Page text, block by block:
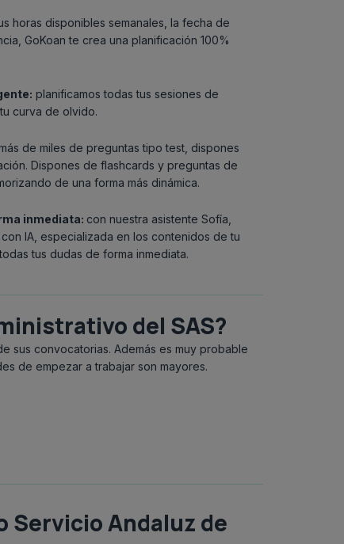
horas disponibles semanales, la fecha de
GoKoan te crea una planificación 100%
planificamos todas tus sesiones de
curva de olvido.
de miles de preguntas tipo test, dispones
Dispones de flashcards y preguntas de
de una forma más dinámica.
inmediata: con nuestra asistente Sofía,
IA, especializada en los contenidos de tu
tus dudas de forma inmediata.
del SAS?
sus convocatorias. Además es muy probable
de empezar a trabajar son mayores.
Andaluz de